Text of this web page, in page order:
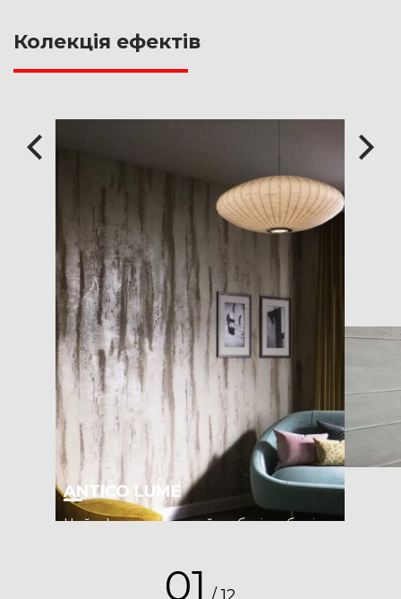
Колекція ефектів
ANTICO LUME
Цей ефект створений на базі любові
обробкою. Він поєднує в собі минуле і
01 /12